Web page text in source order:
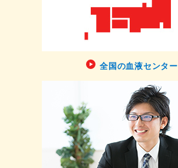
全国の血液センター